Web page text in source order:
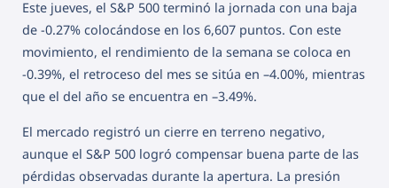
Este jueves, el S&P 500 terminó la jornada con una baja
de -0.27% colocándose en los 6,607 puntos. Con este
movimiento, el rendimiento de la semana se coloca en
-0.39%, el retroceso del mes se sitúa en –4.00%, mientras
que el del año se encuentra en –3.49%.
El mercado registró un cierre en terreno negativo,
aunque el S&P 500 logró compensar buena parte de las
pérdidas observadas durante la apertura. La presión